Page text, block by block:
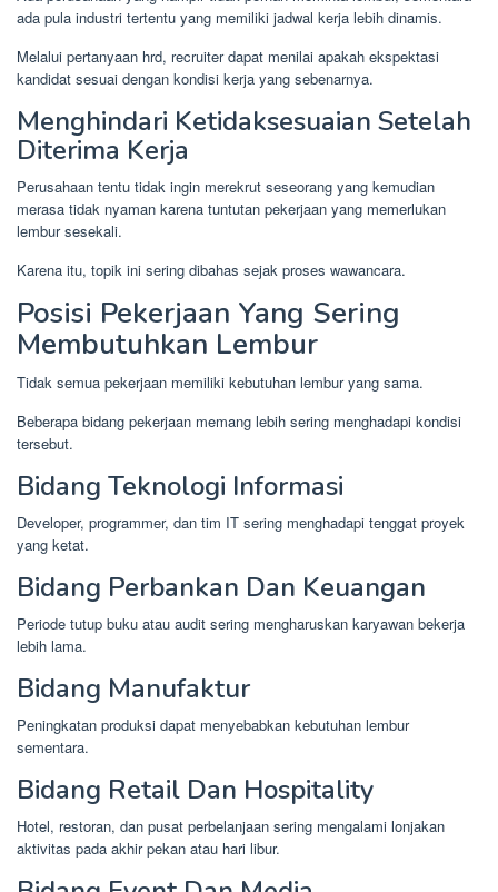
ada pula industri tertentu yang memiliki jadwal kerja lebih dinamis.
Melalui pertanyaan hrd, recruiter dapat menilai apakah ekspektasi
kandidat sesuai dengan kondisi kerja yang sebenarnya.
Menghindari Ketidaksesuaian Setelah
Diterima Kerja
Perusahaan tentu tidak ingin merekrut seseorang yang kemudian
merasa tidak nyaman karena tuntutan pekerjaan yang memerlukan
lembur sesekali.
Karena itu, topik ini sering dibahas sejak proses wawancara.
Posisi Pekerjaan Yang Sering
Membutuhkan Lembur
Tidak semua pekerjaan memiliki kebutuhan lembur yang sama.
Beberapa bidang pekerjaan memang lebih sering menghadapi kondisi
tersebut.
Bidang Teknologi Informasi
Developer, programmer, dan tim IT sering menghadapi tenggat proyek
yang ketat.
Bidang Perbankan Dan Keuangan
Periode tutup buku atau audit sering mengharuskan karyawan bekerja
lebih lama.
Bidang Manufaktur
Peningkatan produksi dapat menyebabkan kebutuhan lembur
sementara.
Bidang Retail Dan Hospitality
Hotel, restoran, dan pusat perbelanjaan sering mengalami lonjakan
aktivitas pada akhir pekan atau hari libur.